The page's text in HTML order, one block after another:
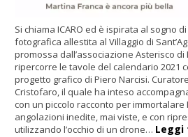
Si chiama ICARO ed è ispirata al sogno
fotografica allestita al Villaggio di
promossa dall’associazione Asterisco di
ripercorre le tavole del calendario 2021
progetto grafico di Piero Narcisi.
Cristofaro, il quale ha inteso
con un piccolo racconto per immortalare
angolazioni inedite, mai viste, e con
utilizzando l’occhio di un drone…